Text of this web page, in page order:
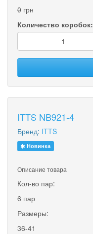
0 грн
Количество коробок:
ITTS NB921-4
Бренд: ITTS
Новинка
Описание товара
Кол-во пар:
6 пар
Размеры:
36-41